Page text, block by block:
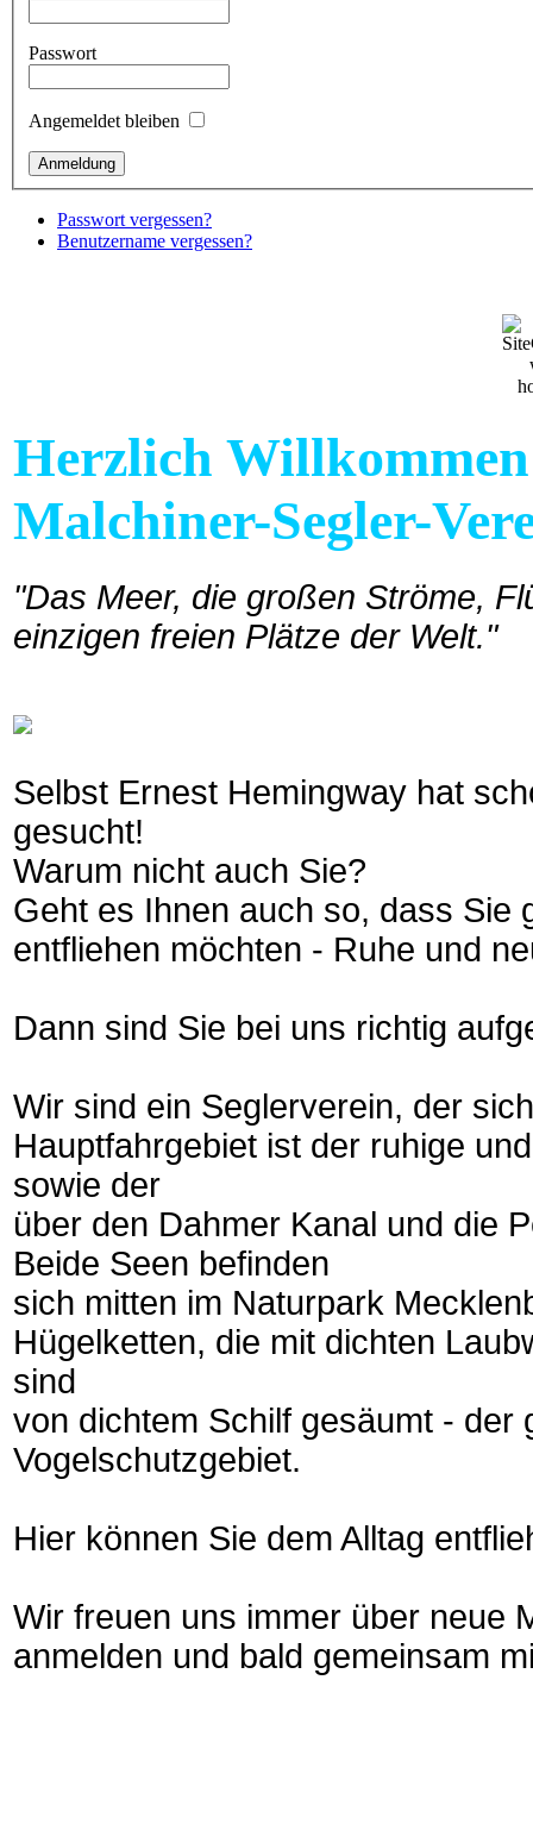
Passwort
Angemeldet bleiben
Passwort vergessen?
Benutzername vergessen?
Herzlich
Malchiner-Segler-
"Das Meer, die großen Ströme,
einzigen freien Plätze der Welt."
Selbst Ernest Hemingway hat
gesucht!
Warum nicht auch Sie?
Geht es Ihnen auch so, dass Sie
entfliehen möchten - Ruhe und
Dann sind Sie bei uns richtig
Wir sind ein Seglerverein, der
Hauptfahrgebiet ist der ruhige
sowie der
über den Dahmer Kanal und die
Beide Seen befinden
sich mitten im Naturpark
Hügelketten, die mit dichten
sind
von dichtem Schilf gesäumt - der
Vogelschutzgebiet.
Hier können Sie dem Alltag
Wir freuen uns immer über neue
anmelden und bald gemeinsam